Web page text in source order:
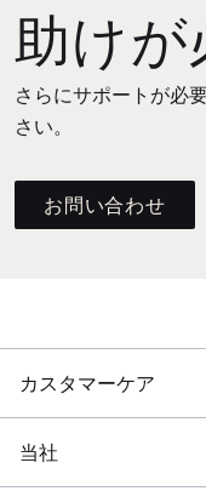
助けが
さらにサポートが必
さい。
お問い合わせ
カスタマーケア
当社